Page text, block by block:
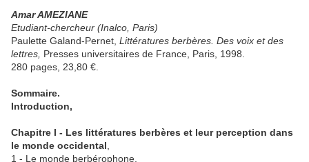
Amar AMEZIANE
Etudiant-chercheur (Inalco, Paris)
Paulette Galand-Pernet, Littératures berbères. Des voix et des
lettres, Presses universitaires de France, Paris, 1998.
280 pages, 23,80 €.
Sommaire.
Introduction,
Chapitre I - Les littératures berbères et leur perception dans
le monde occidental
1 - Le monde berbérophone,